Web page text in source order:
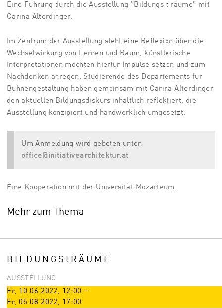
Eine Führung durch die Ausstellung "Bildungs t räume" mit
Carina Alterdinger.
Im Zentrum der Ausstellung steht eine Reflexion über die
Wechselwirkung von Lernen und Raum, künstlerische
Interpretationen möchten hierfür Impulse setzen und zum
Nachdenken anregen. Studierende des Departements für
Bühnengestaltung haben gemeinsam mit Carina Alterdinger
den aktuellen Bildungsdiskurs inhaltlich reflektiert, die
Ausstellung konzipiert und handwerklich umgesetzt.
Um Anmeldung wird gebeten unter:
office@initiativearchitektur.at
Eine Kooperation mit der Universität Mozarteum.
Mehr zum Thema
B I L D U N G S t R Ä U M E
AUSSTELLUNG
Fr, 10.06.2022, 12:00 –
Fr, 05.08.2022, 17:00